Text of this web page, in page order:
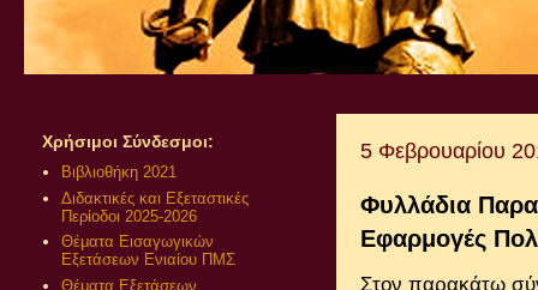
5 Φεβρουαρίου
Φυλλάδια
Εφαρμογές
Στον παρακάτω
Χρήσιμοι Σύνδεσμοι:
Βιβλιοθήκη 2021
Διδακτικές και Εξεταστικές
Περίοδοι 2025-2026
Θέματα Εισαγωγικών
Εξετάσεων Ενιαίου ΠΜΣ
Θέματα Εξετάσεων